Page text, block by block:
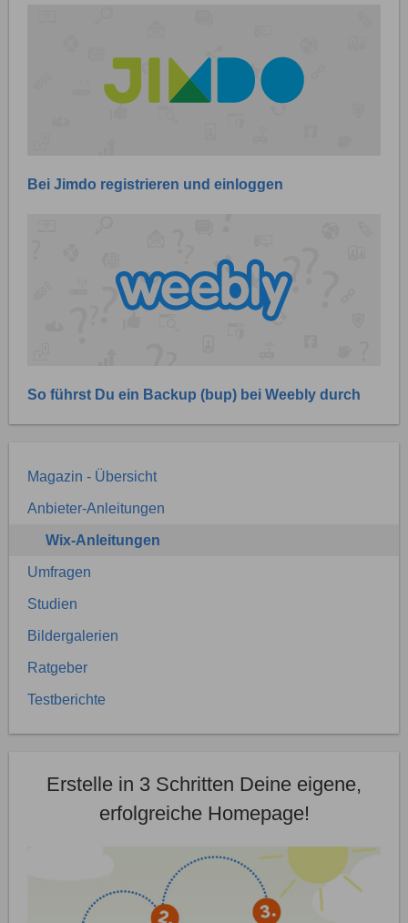
Bei Jimdo registrieren und einloggen
So führst Du ein Backup (bup) bei Weebly durch
Magazin - Übersicht
Anbieter-Anleitungen
Wix-Anleitungen
Umfragen
Studien
Bildergalerien
Ratgeber
Testberichte
Erstelle in 3 Schritten Deine eigene,
erfolgreiche Homepage!